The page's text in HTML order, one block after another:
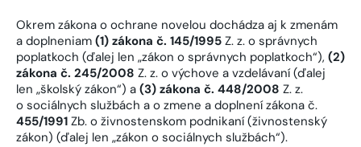
Okrem zákona o ochrane novelou dochádza aj k zmenám
a doplneniam (1) zákona č. 145/1995 Z. z. o správnych
poplatkoch (ďalej len „zákon o správnych poplatkoch“), (2)
zákona č. 245/2008 Z. z. o výchove a vzdelávaní (ďalej
len „školský zákon“) a (3) zákona č. 448/2008 Z. z.
o sociálnych službách a o zmene a doplnení zákona č.
455/1991 Zb. o živnostenskom podnikaní (živnostenský
zákon) (ďalej len „zákon o sociálnych službách“).